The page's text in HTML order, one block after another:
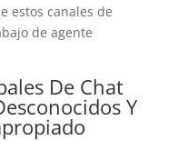
estos canales de
de agente
De Chat
Y